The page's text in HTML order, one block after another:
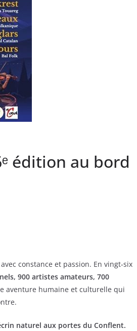
édition au bord
constance et passion. En vingt‑six
900 artistes amateurs, 700
aventure humaine et culturelle qui
naturel aux portes du Conflent.